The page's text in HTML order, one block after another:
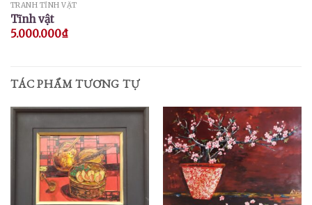
TRANH TĨNH VẬT
Tĩnh vật
5.000.000₫
TÁC PHẨM TƯƠNG TỰ